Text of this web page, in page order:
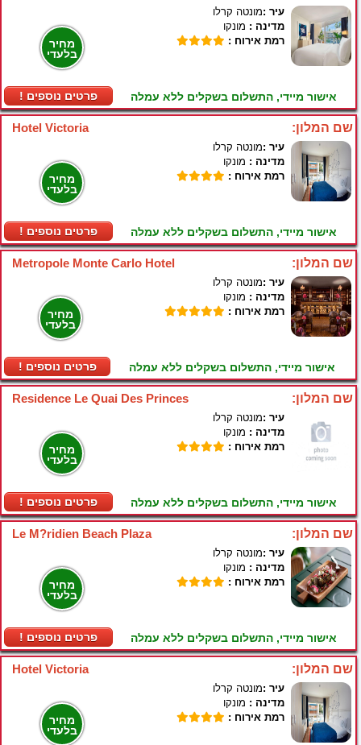
מחיר
בלעדי
! פרטים נוספים
עיר :מונטה קרלו
מדינה : מונקו
רמת אירוח :
אישור מיידי, התשלום בשקלים ללא עמלה
Hotel Victoria שם המלון:
מחיר
בלעדי
! פרטים נוספים
עיר :מונטה קרלו
מדינה : מונקו
רמת אירוח :
אישור מיידי, התשלום בשקלים ללא עמלה
Metropole Monte Carlo Hotel שם המלון:
מחיר
בלעדי
! פרטים נוספים
עיר :מונטה קרלו
מדינה : מונקו
רמת אירוח :
אישור מיידי, התשלום בשקלים ללא עמלה
Residence Le Quai Des Princes שם המלון:
מחיר
בלעדי
! פרטים נוספים
עיר :מונטה קרלו
מדינה : מונקו
רמת אירוח :
אישור מיידי, התשלום בשקלים ללא עמלה
Le M?ridien Beach Plaza שם המלון:
מחיר
בלעדי
! פרטים נוספים
עיר :מונטה קרלו
מדינה : מונקו
רמת אירוח :
אישור מיידי, התשלום בשקלים ללא עמלה
Hotel Victoria שם המלון:
מחיר
בלעדי
עיר :מונטה קרלו
מדינה : מונקו
רמת אירוח :